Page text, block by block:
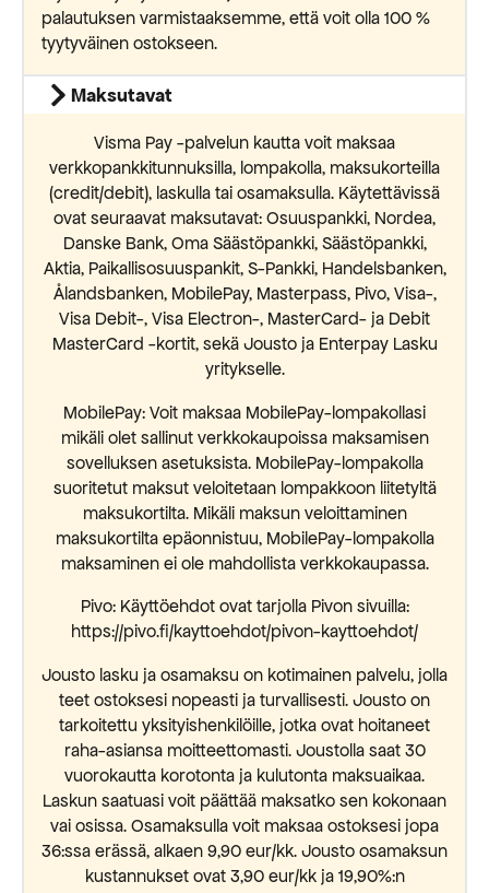
palautuksen varmistaaksemme, että voit olla 100 %
tyytyväinen ostokseen.
Maksutavat
Visma Pay -palvelun kautta voit maksaa
verkkopankkitunnuksilla, lompakolla, maksukorteilla
(credit/debit), laskulla tai osamaksulla. Käytettävissä
ovat seuraavat maksutavat: Osuuspankki, Nordea,
Danske Bank, Oma Säästöpankki, Säästöpankki,
Aktia, Paikallisosuuspankit, S-Pankki, Handelsbanken,
Ålandsbanken, MobilePay, Masterpass, Pivo, Visa-,
Visa Debit-, Visa Electron-, MasterCard- ja Debit
MasterCard -kortit, sekä Jousto ja Enterpay Lasku
yritykselle.
MobilePay: Voit maksaa MobilePay-lompakollasi
mikäli olet sallinut verkkokaupoissa maksamisen
sovelluksen asetuksista. MobilePay-lompakolla
suoritetut maksut veloitetaan lompakkoon liitetyltä
maksukortilta. Mikäli maksun veloittaminen
maksukortilta epäonnistuu, MobilePay-lompakolla
maksaminen ei ole mahdollista verkkokaupassa.
Pivo: Käyttöehdot ovat tarjolla Pivon sivuilla:
https://pivo.fi/kayttoehdot/pivon-kayttoehdot/
Jousto lasku ja osamaksu on kotimainen palvelu, jolla
teet ostoksesi nopeasti ja turvallisesti. Jousto on
tarkoitettu yksityishenkilöille, jotka ovat hoitaneet
raha-asiansa moitteettomasti. Joustolla saat 30
vuorokautta korotonta ja kulutonta maksuaikaa.
Laskun saatuasi voit päättää maksatko sen kokonaan
vai osissa. Osamaksulla voit maksaa ostoksesi jopa
36:ssa erässä, alkaen 9,90 eur/kk. Jousto osamaksun
kustannukset ovat 3,90 eur/kk ja 19,90%:n